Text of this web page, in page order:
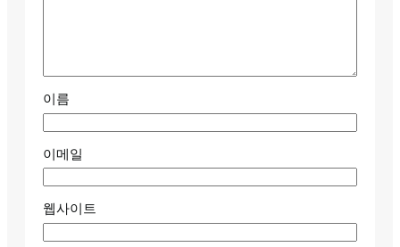
이름
이메일
웹사이트